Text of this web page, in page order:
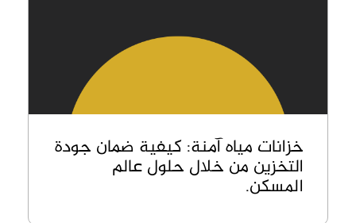
خزانات مياه آمنة: كيفية ضمان جودة
التخزين من خلال حلول عالم
المسكن.